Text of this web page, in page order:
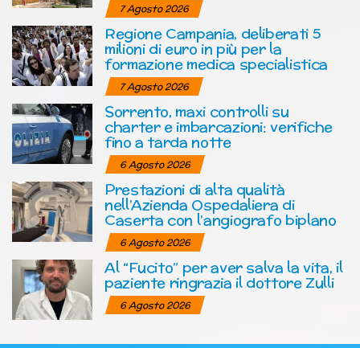
7 Agosto 2026
Regione Campania, deliberati 5
milioni di euro in più per la
formazione medica specialistica
7 Agosto 2026
Sorrento, maxi controlli su
charter e imbarcazioni: verifiche
fino a tarda notte
6 Agosto 2026
Prestazioni di alta qualità
nell’Azienda Ospedaliera di
Caserta con l’angiografo biplano
6 Agosto 2026
Al “Fucito” per aver salva la vita, il
paziente ringrazia il dottore Zulli
6 Agosto 2026